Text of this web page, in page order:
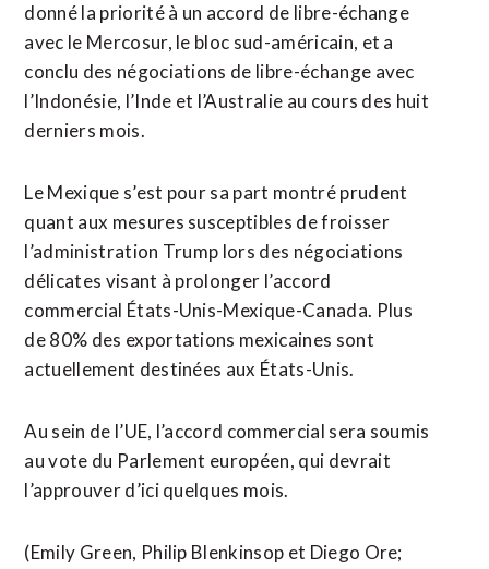
donné la priorité à un accord de libre-échange
avec le Mercosur, le bloc sud-américain, et a
conclu des négociations de libre-échange avec
l’Indonésie, l’Inde et l’Australie au cours des huit
derniers mois.
Le Mexique s’est pour sa part montré prudent
quant aux mesures susceptibles de froisser
l’administration Trump lors des négociations
délicates visant à prolonger ⁠l’accord
commercial États-Unis-Mexique-Canada. Plus
de 80% des exportations mexicaines sont
actuellement destinées aux États-Unis.
Au sein de l’UE, l’accord commercial sera soumis
au vote du Parlement européen, qui devrait
l’approuver d’ici quelques mois.
(Emily Green, Philip Blenkinsop ​et Diego Ore;